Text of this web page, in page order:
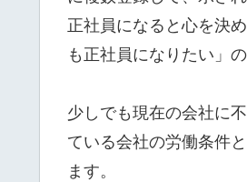
正社員になると心を決
も正社員になりたい」
少しでも現在の会社に
ている会社の労働条件
ます。